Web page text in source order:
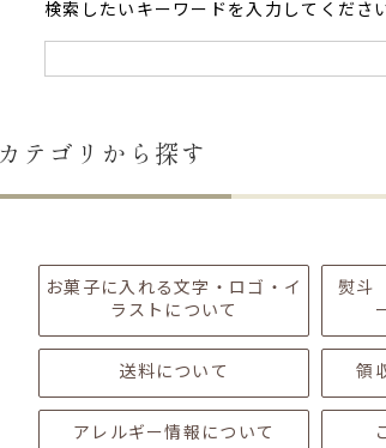
検索したいキーワードを入力してくださ
カテゴリから探す
お菓子に入れる文字・ロゴ・イ
ラストについて
熨斗
送料について 領
アレルギー情報について